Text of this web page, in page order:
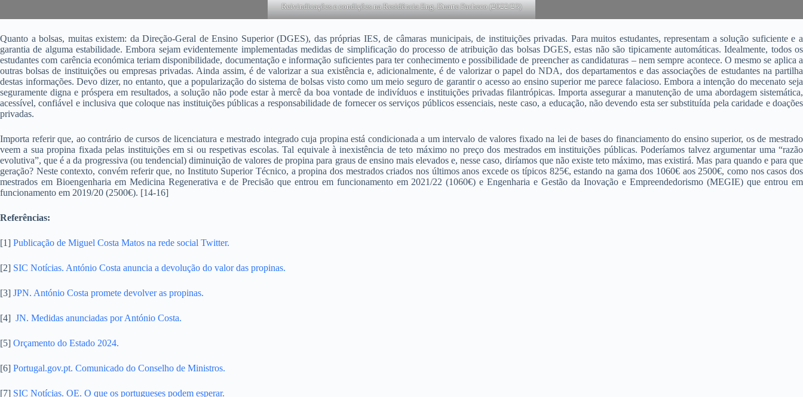
Reivindicações e condições na Residência Eng. Duarte Pacheco (2022/23)
Quanto a bolsas, muitas existem: da Direção-Geral de Ensino Superior (DGES), das próprias IES, de câmaras municipais, de instituições privadas. Para muitos estudantes, representam a solução suficiente e a
garantia de alguma estabilidade. Embora sejam evidentemente implementadas medidas de simplificação do processo de atribuição das bolsas DGES, estas não são tipicamente automáticas. Idealmente, todos os
estudantes com carência económica teriam disponibilidade, documentação e informação suficientes para ter conhecimento e possibilidade de preencher as candidaturas – nem sempre acontece. O mesmo se aplica a
outras bolsas de instituições ou empresas privadas. Ainda assim, é de valorizar a sua existência e, adicionalmente, é de valorizar o papel do NDA, dos departamentos e das associações de estudantes na partilha
destas informações. Devo dizer, no entanto, que a popularização do sistema de bolsas visto como um meio seguro de garantir o acesso ao ensino superior me parece falacioso. Embora a intenção do mecenato seja
seguramente digna e próspera em resultados, a solução não pode estar à mercê da boa vontade de indivíduos e instituições privadas filantrópicas. Importa assegurar a manutenção de uma abordagem sistemática,
acessível, confiável e inclusiva que coloque nas instituições públicas a responsabilidade de fornecer os serviços públicos essenciais, neste caso, a educação, não devendo esta ser substituída pela caridade e doações
privadas.
Importa referir que, ao contrário de cursos de licenciatura e mestrado integrado cuja propina está condicionada a um intervalo de valores fixado na lei de bases do financiamento do ensino superior, os de mestrado
veem a sua propina fixada pelas instituições em si ou respetivas escolas. Tal equivale à inexistência de teto máximo no preço dos mestrados em instituições públicas. Poderíamos talvez argumentar uma “razão
evolutiva”, que é a da progressiva (ou tendencial) diminuição de valores de propina para graus de ensino mais elevados e, nesse caso, diríamos que não existe teto máximo, mas existirá. Mas para quando e para que
geração? Neste contexto, convém referir que, no Instituto Superior Técnico, a propina dos mestrados criados nos últimos anos excede os típicos 825€, estando na gama dos 1060€ aos 2500€, como nos casos dos
mestrados em Bioengenharia em Medicina Regenerativa e de Precisão que entrou em funcionamento em 2021/22 (1060€) e Engenharia e Gestão da Inovação e Empreendedorismo (MEGIE) que entrou em
funcionamento em 2019/20 (2500€). [14-16]
Referências:
[1] Publicação de Miguel Costa Matos na rede social Twitter.
[2] SIC Notícias. António Costa anuncia a devolução do valor das propinas.
[3] JPN. António Costa promete devolver as propinas.
[4] JN. Medidas anunciadas por António Costa.
[5] Orçamento do Estado 2024.
[6] Portugal.gov.pt. Comunicado do Conselho de Ministros.
[7] SIC Notícias. OE. O que os portugueses podem esperar.